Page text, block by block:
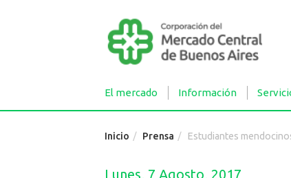
El mercado Información
Inicio Prensa Estudiantes mendocinos
Lunes, 7 Agosto, 2017